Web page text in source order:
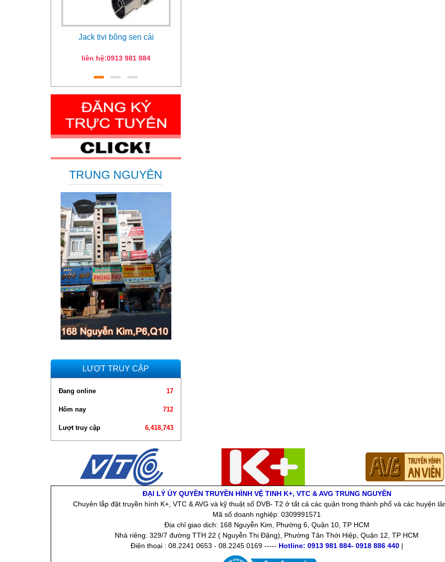
Jack tivi bông sen cái
liên hệ:0913 981 884
TRUNG NGUYÊN
LƯỢT TRUY CẬP
Đang online 17
Hôm nay 712
Lượt truy cập 6,418,743
ĐẠI LÝ ỦY QUYỀN TRUYỀN HÌNH VỆ TINH K+, VTC & AVG TRUNG NGUYÊN
Chuyên lắp đặt truyền hình K+, VTC & AVG và kỹ thuật số DVB- T2 ở tất cả các quận trong thành phố và các huyện
Mã số doanh nghiệp: 0309991571
Địa chỉ giao dịch: 168 Nguyễn Kim, Phường 6, Quận 10, TP HCM
Nhà riêng: 329/7 đường TTH 22 ( Nguyễn Thị Đặng), Phường Tân Thới Hiệp, Quận 12, TP HCM
Điện thoại : 08.2241 0653 - 08.2245 0169 ----- Hotline: 0913 981 884- 0918 886 440 |